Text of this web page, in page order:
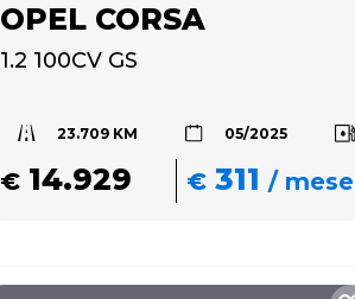
OPEL CORSA
1.2 100CV GS
23.709 KM 05/2025
€ 14.929 € 311 / mese